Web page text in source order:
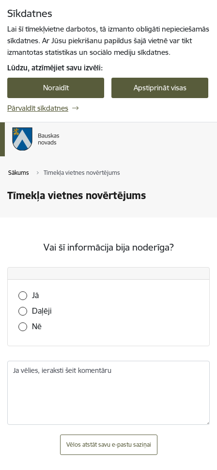
Sīkdatnes
Lai šī tīmekļvietne darbotos, tā izmanto obligāti nepieciešamās
sīkdatnes. Ar Jūsu piekrišanu papildus šajā vietnē var tikt
izmantotas statistikas un sociālo mediju sīkdatnes.
Lūdzu, atzīmējiet savu izvēli:
Noraidīt Apstiprināt visas
Pārvaldīt sīkdatnes
Sākums Tīmekļa vietnes novērtējums
Tīmekļa vietnes novērtējums
Vai šī informācija bija noderīga?
Vai šī informācija bija noderīga?
Jā
Daļēji
Nē
Ja vēlies, ieraksti šeit komentāru
Vēlos atstāt savu e-pastu saziņai